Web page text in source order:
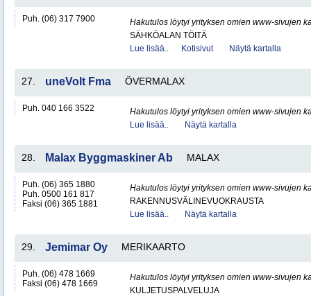
Puh. (06) 317 7900
Hakutulos löytyi yrityksen omien www-sivujen
SÄHKÖALAN TÖITÄ
Lue lisää..
Kotisivut Näytä kartalla
27. uneVolt Fma ÖVERMALAX
Puh. 040 166 3522
Hakutulos löytyi yrityksen omien www-sivujen
Lue lisää..
Näytä kartalla
28. Malax Byggmaskiner Ab MALAX
Puh. (06) 365 1880
Puh. 0500 161 817
Faksi (06) 365 1881
Hakutulos löytyi yrityksen omien www-sivujen
RAKENNUSVÄLINEVUOKRAUSTA
Lue lisää..
Näytä kartalla
29. Jemimar Oy MERIKAARTO
Puh. (06) 478 1669
Faksi (06) 478 1669
Hakutulos löytyi yrityksen omien www-sivujen
KULJETUSPALVELUJA